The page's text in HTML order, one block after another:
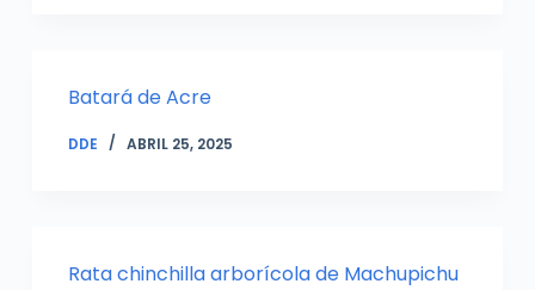
Batará de Acre
DDE ABRIL 25, 2025
Rata chinchilla arborícola de Machupichu